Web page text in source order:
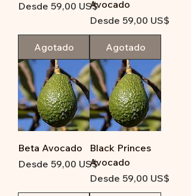
Desde 59,00 US$
Precio de oferta
Agotado
Avocado
Desde 59,00 US$
Precio de oferta
Agotado
Beta Avocado
Desde 59,00 US$
Precio de oferta
Black Princes
Avocado
Desde 59,00 US$
Precio de oferta